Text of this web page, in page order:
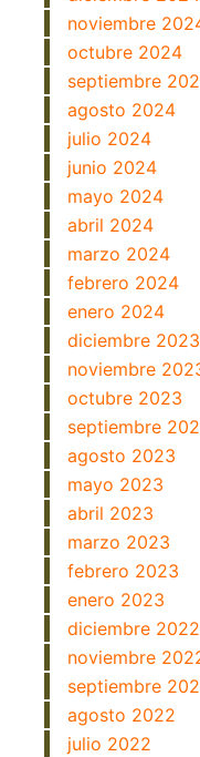
noviembre
octubre 2024
septiembre
agosto 2024
julio 2024
junio 2024
mayo 2024
abril 2024
marzo 2024
febrero 2024
enero 2024
diciembre 2023
noviembre
octubre 2023
septiembre
agosto 2023
mayo 2023
abril 2023
marzo 2023
febrero 2023
enero 2023
diciembre 2022
noviembre
septiembre
agosto 2022
julio 2022